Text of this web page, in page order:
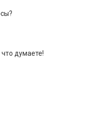
думаете!